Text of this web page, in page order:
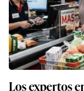
Los expertos